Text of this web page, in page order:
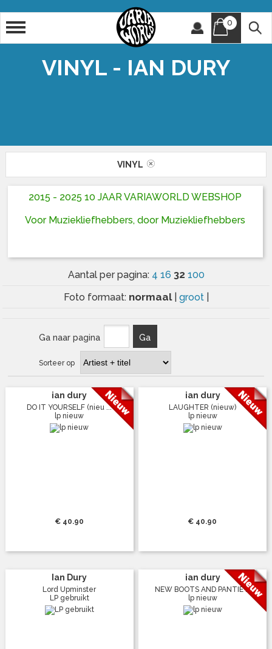
0
VINYL - IAN DURY
VINYL
2015 - 2025 10 JAAR VARIAWORLD WEBSHOP
Voor Muziekliefhebbers, door Muziekliefhebbers
Aantal per pagina: 4 16 32 100
Foto formaat: normaal groot
Ga naar pagina Ga
Sorteer op
ian dury
DO IT YOURSELF (nieu ...
lp nieuw
€ 40.90
ian dury
LAUGHTER (nieuw)
lp nieuw
€ 40.90
Ian Dury
Lord Upminster
LP gebruikt
ian dury
NEW BOOTS AND PANTIE ...
lp nieuw